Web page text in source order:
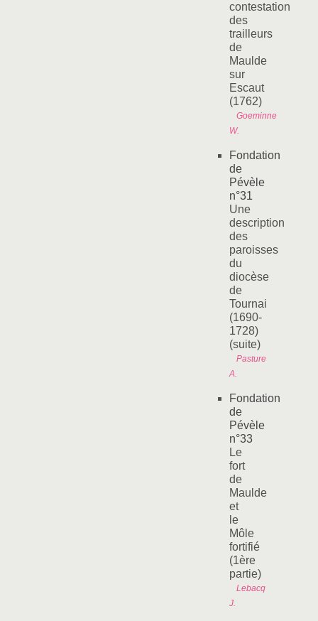
contestation
des
trailleurs
de
Maulde
sur
Escaut
(1762)
Goeminne
W.
Fondation
de
Pévèle
n°31
Une
description
des
paroisses
du
diocèse
de
Tournai
(1690-
1728)
(suite)
Pasture
A.
Fondation
de
Pévèle
n°33
Le
fort
de
Maulde
et
le
Môle
fortifié
(1ère
partie)
Lebacq
J.